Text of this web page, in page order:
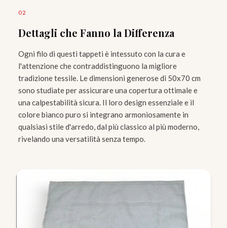
02
Dettagli che Fanno la Differenza
Ogni filo di questi tappeti è intessuto con la cura e
l'attenzione che contraddistinguono la migliore
tradizione tessile. Le dimensioni generose di 50x70 cm
sono studiate per assicurare una copertura ottimale e
una calpestabilità sicura. Il loro design essenziale e il
colore bianco puro si integrano armoniosamente in
qualsiasi stile d'arredo, dal più classico al più moderno,
rivelando una versatilità senza tempo.